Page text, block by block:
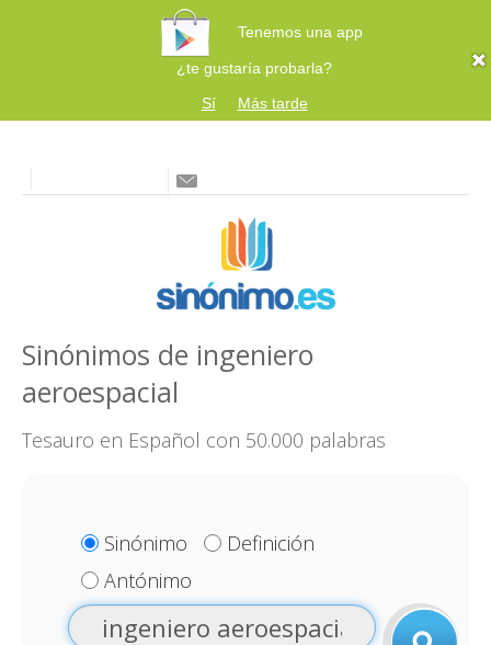
Tenemos una app
¿te gustaría probarla?
Sí
Más tarde
Sinónimos de ingeniero
aeroespacial
Tesauro en Español con 50.000 palabras
Sinónimo
Definición
Antónimo